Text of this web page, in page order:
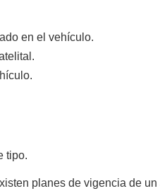
en el vehículo.
tipo.
planes de vigencia de un